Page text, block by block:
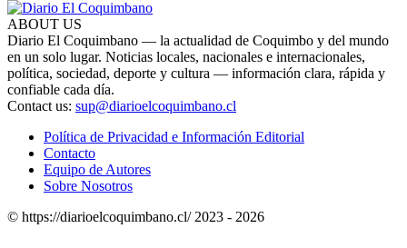
ABOUT US
Diario El Coquimbano — la actualidad de Coquimbo y del mundo
en un solo lugar. Noticias locales, nacionales e internacionales,
política, sociedad, deporte y cultura — información clara, rápida y
confiable cada día.
Contact us: sup@diarioelcoquimbano.cl
Política de Privacidad e Información Editorial
Contacto
Equipo de Autores
Sobre Nosotros
© https://diarioelcoquimbano.cl/ 2023 - 2026